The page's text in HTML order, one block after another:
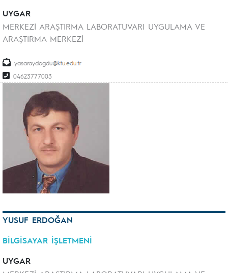
UYGAR
MERKEZİ ARAŞTIRMA LABORATUVARI UYGULAMA VE
ARAŞTIRMA MERKEZİ
yasaraydogdu
04623777003
YUSUF ERDOĞAN
BİLGİSAYAR İŞLETMENİ
UYGAR